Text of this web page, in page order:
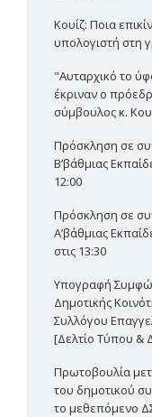
Κουίζ: Ποια
υπολογιστή στη
"Αυταρχικό το
έκριναν ο
σύμβουλος κ.
Πρόσκληση σε
Β’βάθμιας
12:00
Πρόσκληση σε
Α’βάθμιας
στις 13:30
Υπογραφή
Δημοτικής
Συλλόγου
[Δελτίο Τύπου &
Πρωτοβουλία
του δημοτικού
το μεθεπόμενο